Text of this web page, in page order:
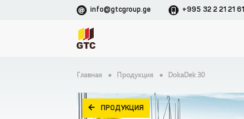
info@gtcgroup.ge +995 32 2 21 21 61
Главная Продукция DokaDek 30
ПРОДУКЦИЯ